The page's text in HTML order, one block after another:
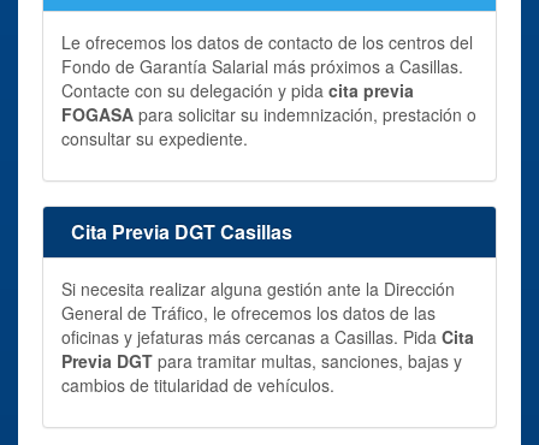
Le ofrecemos los datos de contacto de los centros del
Fondo de Garantía Salarial más próximos a Casillas.
Contacte con su delegación y pida cita previa
FOGASA para solicitar su indemnización, prestación o
consultar su expediente.
Cita Previa DGT Casillas
Si necesita realizar alguna gestión ante la Dirección
General de Tráfico, le ofrecemos los datos de las
oficinas y jefaturas más cercanas a Casillas. Pida Cita
Previa DGT para tramitar multas, sanciones, bajas y
cambios de titularidad de vehículos.